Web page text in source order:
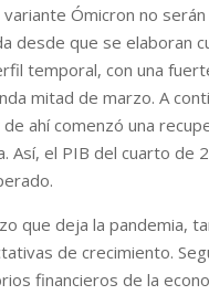
Ómicron no
desde que se elaboran
temporal, con una
mitad de marzo. A
ahí comenzó una
Así, el PIB del cuarto
que deja la pandemia,
de crecimiento.
financieros de la